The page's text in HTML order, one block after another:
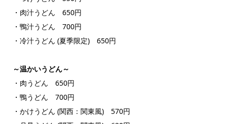
・肉汁うどん 650円
・鴨汁うどん 700円
・冷汁うどん (夏季限定) 650円
～温かいうどん～
・肉うどん 650円
・鴨うどん 700円
・かけうどん (関西：関東風) 570円